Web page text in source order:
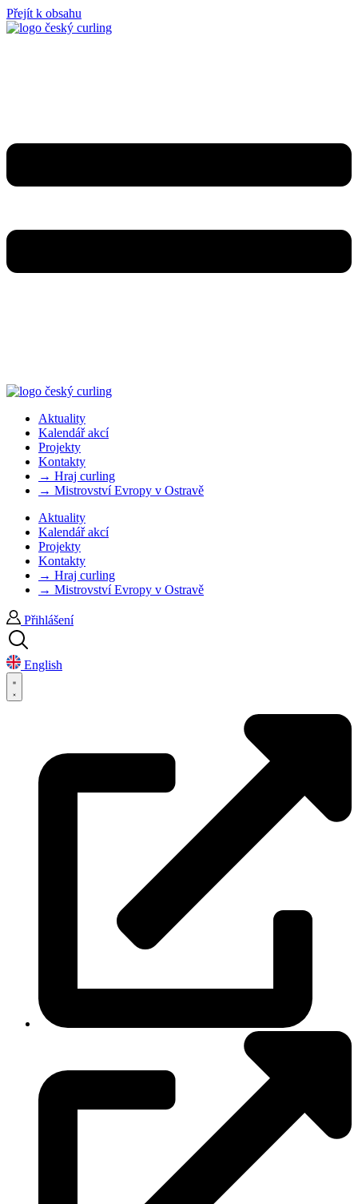
Přejít k obsahu
Aktuality
Kalendář akcí
Projekty
Kontakty
→ Hraj curling
→ Mistrovství Evropy v Ostravě
Aktuality
Kalendář akcí
Projekty
Kontakty
→ Hraj curling
→ Mistrovství Evropy v Ostravě
Přihlášení
English